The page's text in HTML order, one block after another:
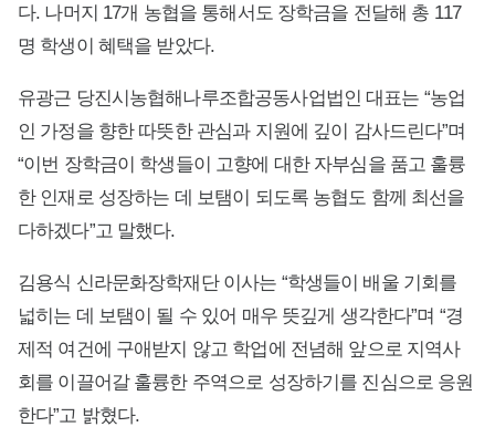
다. 나머지 17개 농협을 통해서도 장학금을 전달해 총 117
명 학생이 혜택을 받았다.
유광근 당진시농협해나루조합공동사업법인 대표는 “농업
인 가정을 향한 따뜻한 관심과 지원에 깊이 감사드린다”며
“이번 장학금이 학생들이 고향에 대한 자부심을 품고 훌륭
한 인재로 성장하는 데 보탬이 되도록 농협도 함께 최선을
다하겠다”고 말했다.
김용식 신라문화장학재단 이사는 “학생들이 배울 기회를
넓히는 데 보탬이 될 수 있어 매우 뜻깊게 생각한다”며 “경
제적 여건에 구애받지 않고 학업에 전념해 앞으로 지역사
회를 이끌어갈 훌륭한 주역으로 성장하기를 진심으로 응원
한다”고 밝혔다.